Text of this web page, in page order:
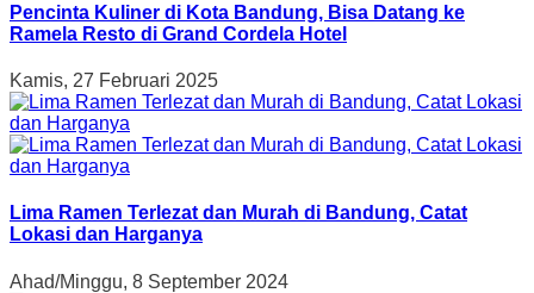
Pencinta Kuliner di Kota Bandung, Bisa Datang ke
Ramela Resto di Grand Cordela Hotel
Kamis, 27 Februari 2025
Lima Ramen Terlezat dan Murah di Bandung, Catat
Lokasi dan Harganya
Ahad/Minggu, 8 September 2024